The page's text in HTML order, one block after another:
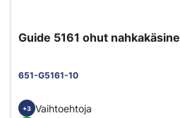
Guide 5161 ohut nahkakäsine
651-G5161-10
+3 Vaihtoehtoja